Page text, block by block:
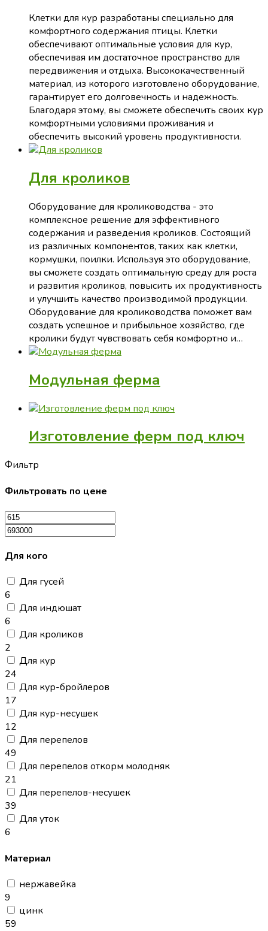
Клетки для кур разработаны специально для
комфортного содержания птицы. Клетки
обеспечивают оптимальные условия для кур,
обеспечивая им достаточное пространство для
передвижения и отдыха. Высококачественный
материал, из которого изготовлено оборудование,
гарантирует его долговечность и надежность.
Благодаря этому, вы сможете обеспечить своих кур
комфортными условиями проживания и
обеспечить высокий уровень продуктивности.
Для кроликов
Оборудование для кролиководства - это
комплексное решение для эффективного
содержания и разведения кроликов. Состоящий
из различных компонентов, таких как клетки,
кормушки, поилки. Используя это оборудование,
вы сможете создать оптимальную среду для роста
и развития кроликов, повысить их продуктивность
и улучшить качество производимой продукции.
Оборудование для кролиководства поможет вам
создать успешное и прибыльное хозяйство, где
кролики будут чувствовать себя комфортно и…
Модульная ферма
Изготовление ферм под ключ
Фильтр
Фильтровать по цене
Для кого
Для гусей
6
Для индюшат
6
Для кроликов
2
Для кур
24
Для кур-бройлеров
17
Для кур-несушек
12
Для перепелов
49
Для перепелов откорм молодняк
21
Для перепелов-несушек
39
Для уток
6
Материал
нержавейка
9
цинк
59